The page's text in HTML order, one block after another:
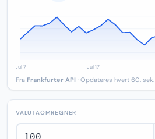
Fra Frankfurter API · Opdateres hvert 60. sek.
VALUTAOMREGNER